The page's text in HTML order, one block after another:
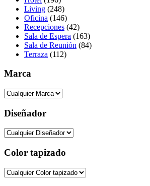
Living (248)
Oficina (146)
Recepciones (42)
Sala de Espera (163)
Sala de Reunión (84)
Terraza (112)
Marca
Diseñador
Color tapizado